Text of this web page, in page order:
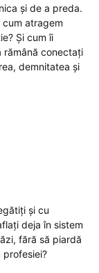
și de a preda.
atragem
Și cum îi
rămână conectați
demnitatea și
și cu
deja în sistem
fără să piardă
profesiei?